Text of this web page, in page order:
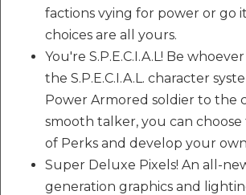
factions vying for power or go
choices are all yours.
You're S.P.E.C.I.A.L! Be
the S.P.E.C.I.A.L. character
Power Armored soldier to the
smooth talker, you can
of Perks and develop your
Super Deluxe Pixels! An all-
generation graphics and